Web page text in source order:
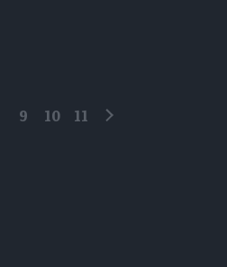
9 10 11